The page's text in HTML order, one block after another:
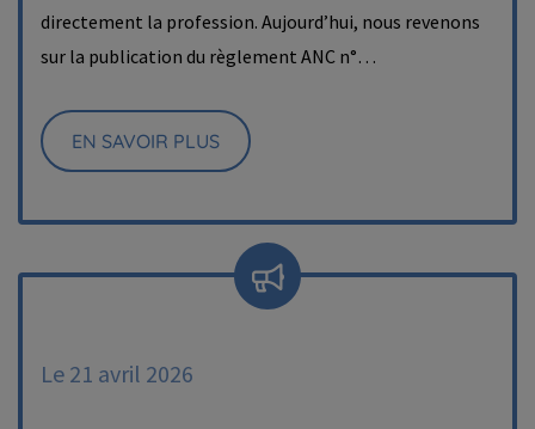
directement la profession. Aujourd’hui, nous revenons
sur la publication du règlement ANC n°…
EN SAVOIR PLUS
Le 21 avril 2026